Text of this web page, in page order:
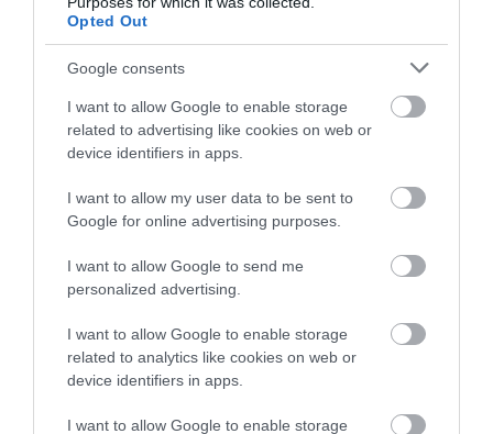
Opted Out
Google consents
I want to allow Google to enable storage
related to advertising like cookies on web or
device identifiers in apps.
I want to allow my user data to be sent to
Google for online advertising purposes.
I want to allow Google to send me
personalized advertising.
I want to allow Google to enable storage
related to analytics like cookies on web or
device identifiers in apps.
I want to allow Google to enable storage
Kézzel válogatott gyűjtemények
Budapesten
A legsajtosabb, legszaftosabb
burgerek
All you can eat
Tényleg tudni akarod, hogy